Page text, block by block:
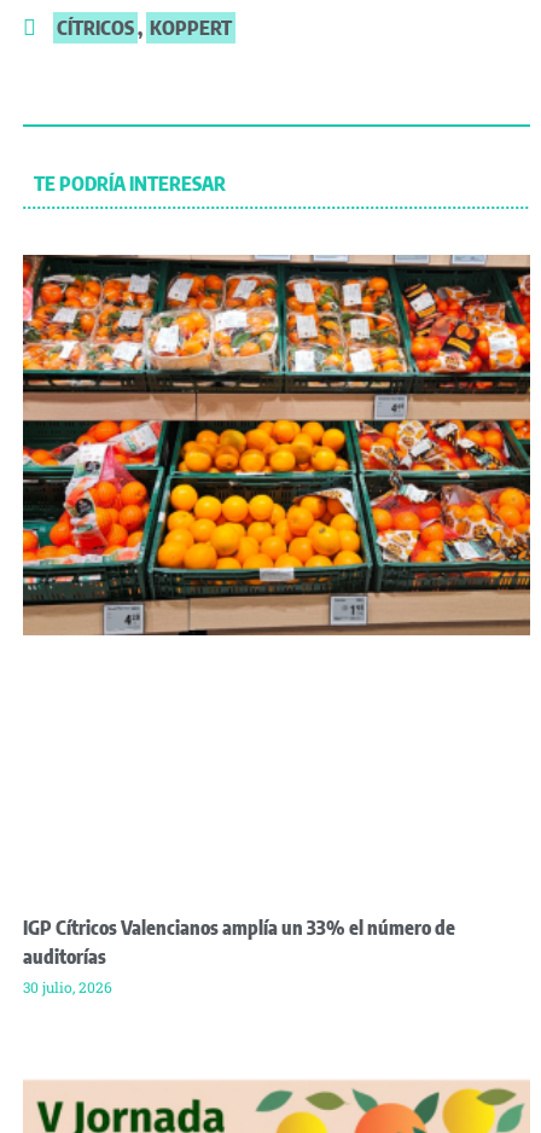
CÍTRICOS, KOPPERT
TE PODRÍA INTERESAR
IGP Cítricos Valencianos amplía un 33% el número de
auditorías
30 julio, 2026